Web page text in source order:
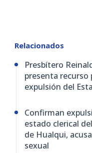
Relacionados
Presbítero
presenta recurso
expulsión del
Confirman
estado clerical
de Hualqui,
sexual